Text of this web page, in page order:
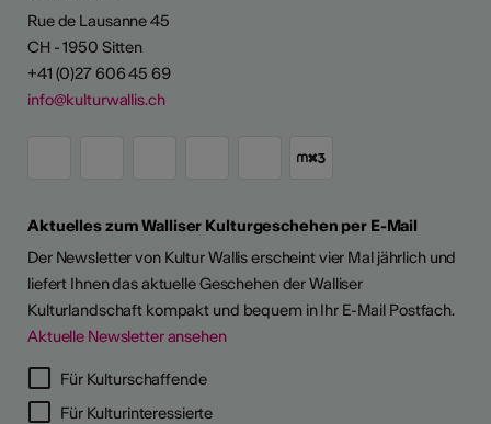
Rue de Lausanne 45
CH - 1950 Sitten
+41 (0)27 606 45 69
info@kulturwallis.ch
Aktuelles zum Walliser Kulturgeschehen per E-Mail
Der Newsletter von Kultur Wallis erscheint vier Mal jährlich und
liefert Ihnen das aktuelle Geschehen der Walliser
Kulturlandschaft kompakt und bequem in Ihr E-Mail Postfach.
Aktuelle Newsletter ansehen
Für Kulturschaffende
Für Kulturinteressierte